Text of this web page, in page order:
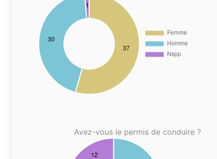
Avez-vous le permis de conduire ?